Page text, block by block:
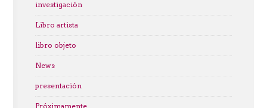
investigación
Libro artista
libro objeto
News
presentación
Próximamente